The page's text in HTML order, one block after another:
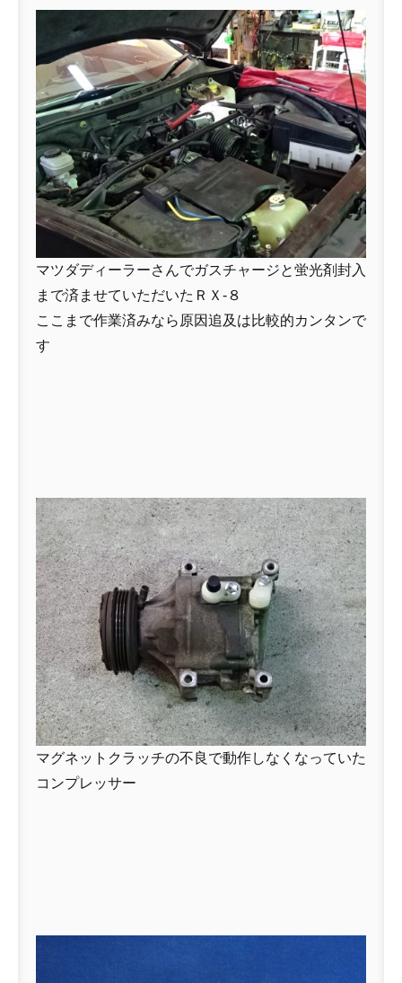
マツダディーラーさんでガスチャージと蛍光剤封入
まで済ませていただいたＲＸ-８
ここまで作業済みなら原因追及は比較的カンタンで
す
マグネットクラッチの不良で動作しなくなっていた
コンプレッサー